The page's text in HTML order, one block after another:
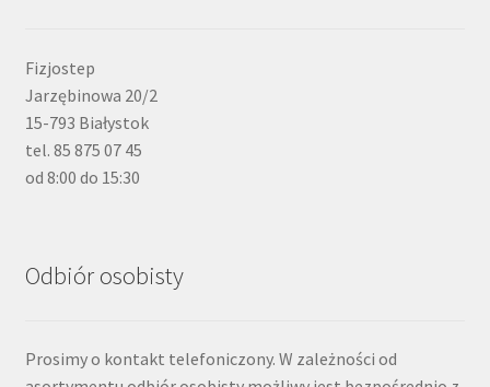
Fizjostep
Jarzębinowa 20/2
15-793 Białystok
tel. 85 875 07 45
od 8:00 do 15:30
Odbiór osobisty
Prosimy o kontakt telefoniczony. W zależności od